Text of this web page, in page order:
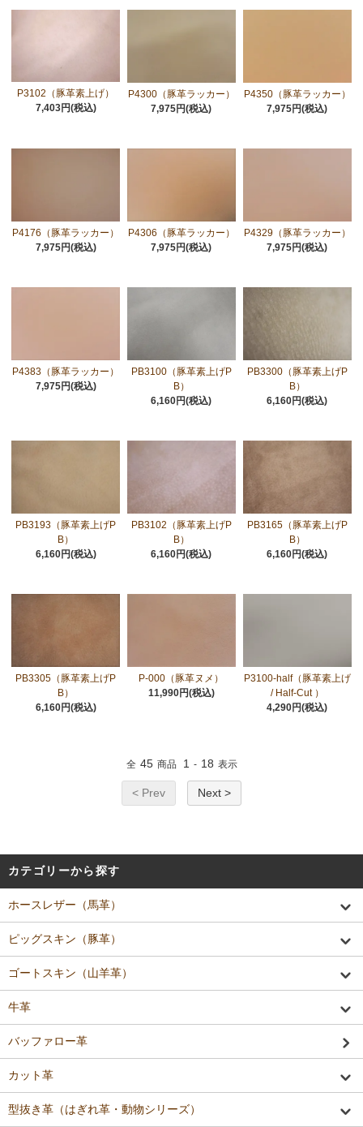
P3102（豚革素上げ）
7,403円(税込)
P4300（豚革ラッカー）
7,975円(税込)
P4350（豚革ラッカー）
7,975円(税込)
P4176（豚革ラッカー）
7,975円(税込)
P4306（豚革ラッカー）
7,975円(税込)
P4329（豚革ラッカー）
7,975円(税込)
P4383（豚革ラッカー）
7,975円(税込)
PB3100（豚革素上げP
B）
6,160円(税込)
PB3300（豚革素上げP
B）
6,160円(税込)
PB3193（豚革素上げP
B）
6,160円(税込)
PB3102（豚革素上げP
B）
6,160円(税込)
PB3165（豚革素上げP
B）
6,160円(税込)
PB3305（豚革素上げP
B）
6,160円(税込)
P-000（豚革ヌメ）
11,990円(税込)
P3100-half（豚革素上げ
/ Half-Cut ）
4,290円(税込)
全 45 商品 1 - 18 表示
< Prev Next >
カテゴリーから探す
ホースレザー（馬革）
ピッグスキン（豚革）
ゴートスキン（山羊革）
牛革
バッファロー革
カット革
型抜き革（はぎれ革・動物シリーズ）